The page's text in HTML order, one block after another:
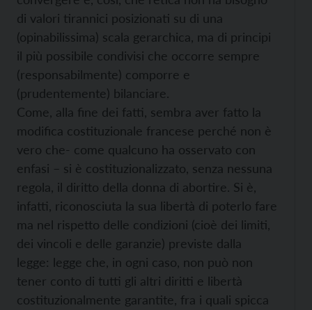
di valori tirannici posizionati su di una
(opinabilissima) scala gerarchica, ma di principi
il più possibile condivisi che occorre sempre
(responsabilmente) comporre e
(prudentemente) bilanciare.
Come, alla fine dei fatti, sembra aver fatto la
modifica costituzionale francese perché non è
vero che- come qualcuno ha osservato con
enfasi – si è costituzionalizzato, senza nessuna
regola, il diritto della donna di abortire. Si è,
infatti, riconosciuta la sua libertà di poterlo fare
ma nel rispetto delle condizioni (cioè dei limiti,
dei vincoli e delle garanzie) previste dalla
legge: legge che, in ogni caso, non può non
tener conto di tutti gli altri diritti e libertà
costituzionalmente garantite, fra i quali spicca